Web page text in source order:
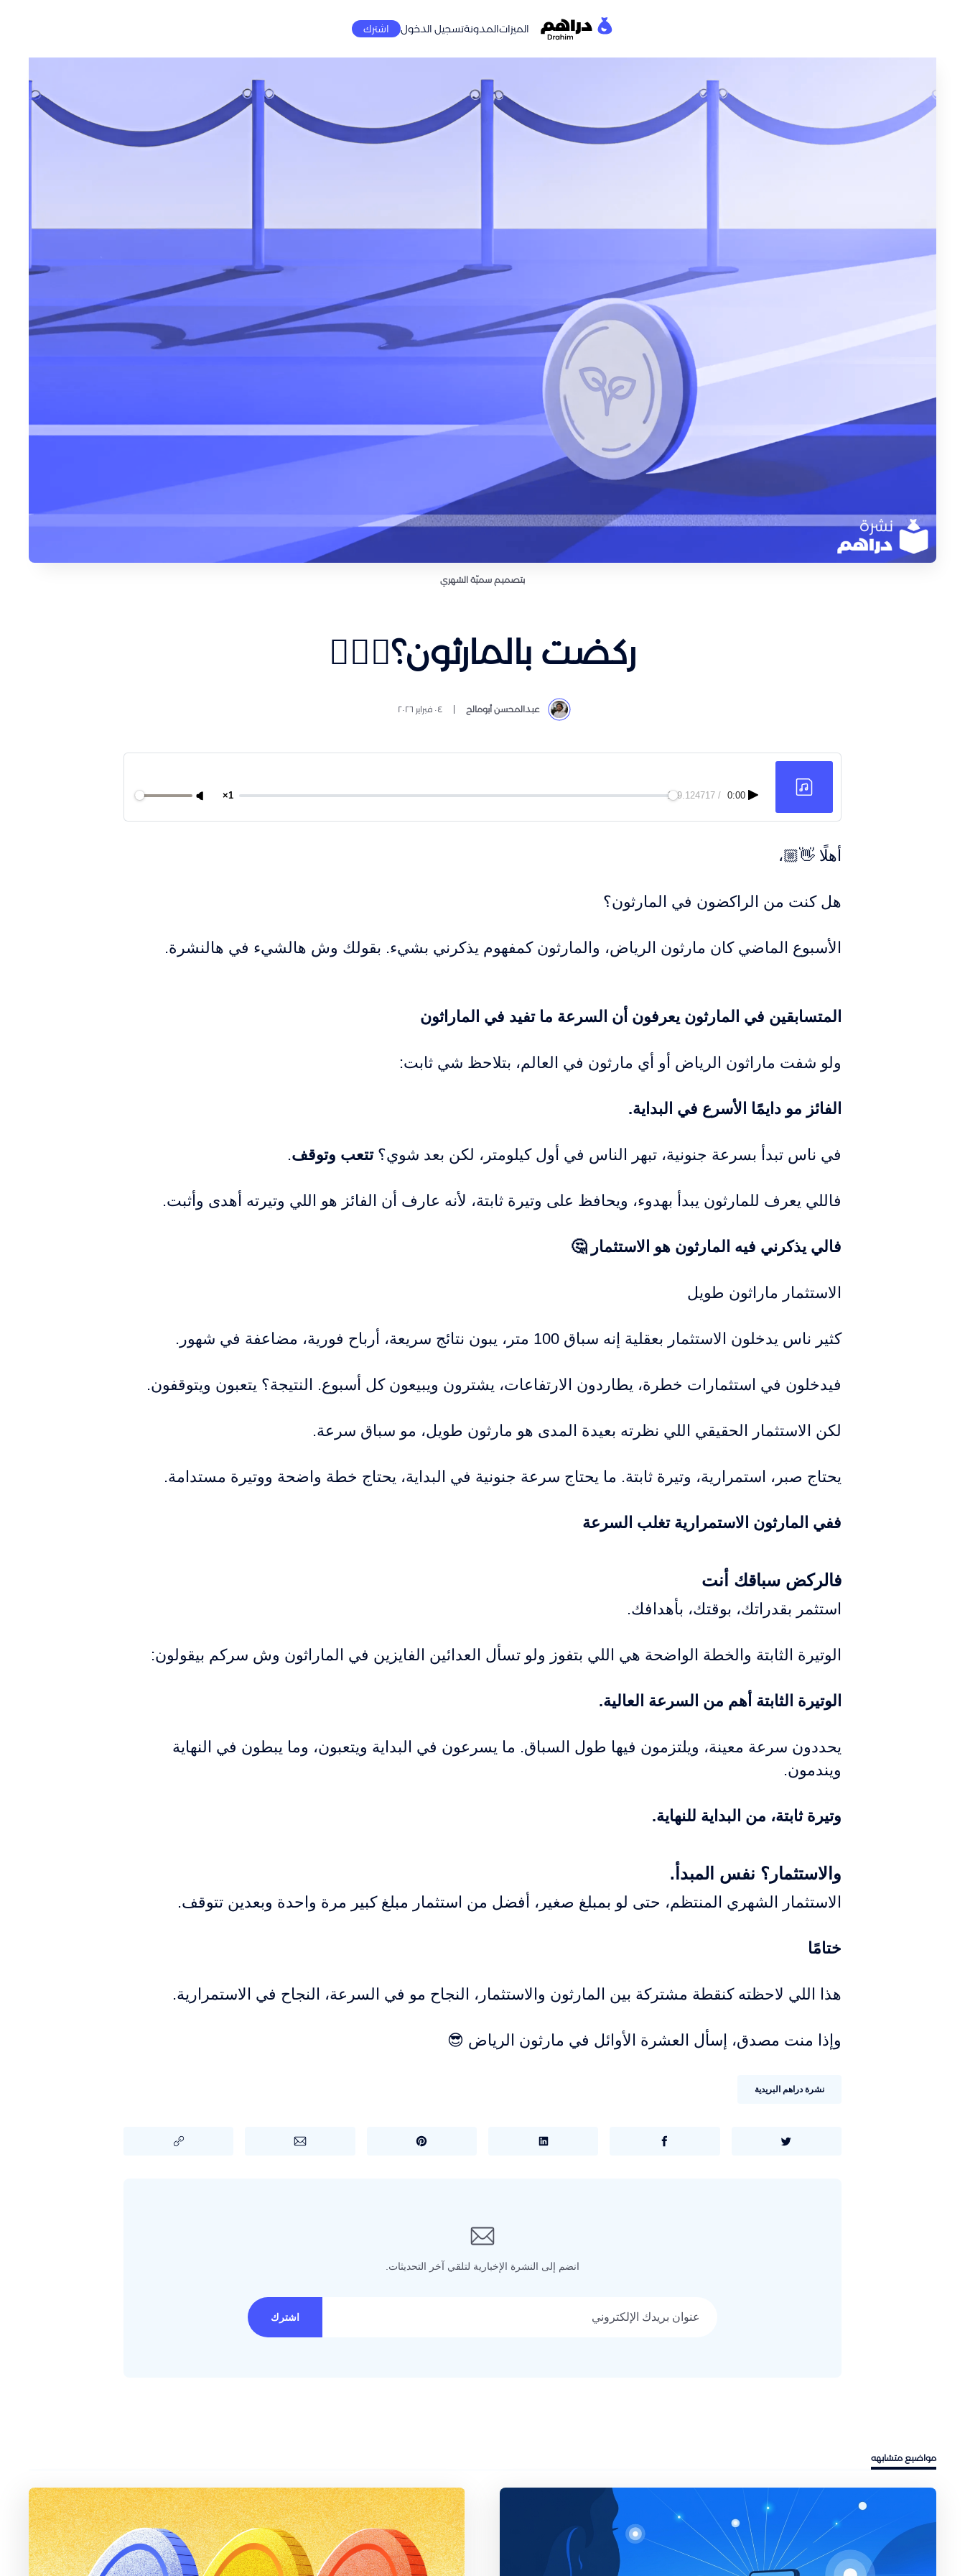
الميزاتالمدونةتسجيل الدخول اشترك
بتصميم سميّة الشهري
ركضت بالمارثون؟🏃🏻‍♂️
عبدالمحسن أبومالح ٠٤ فبراير ٢٠٢٦
0:00
/
129.124717
1×
أهلًا 👋🏼،
هل كنت من الراكضون في المارثون؟
الأسبوع الماضي كان مارثون الرياض، والمارثون كمفهوم يذكرني بشيء. بقولك وش هالشيء في هالنشرة.
المتسابقين في المارثون يعرفون أن السرعة ما تفيد في الماراثون
ولو شفت ماراثون الرياض أو أي مارثون في العالم، بتلاحظ شي ثابت:
الفائز مو دايمًا الأسرع في البداية.
في ناس تبدأ بسرعة جنونية، تبهر الناس في أول كيلومتر، لكن بعد شوي؟تتعب وتوقف.
فاللي يعرف للمارثون يبدأ بهدوء، ويحافظ على وتيرة ثابتة، لأنه عارف أن الفائز هو اللي وتيرته أهدى وأثبت.
فالي يذكرني فيه المارثون هو الاستثمار 🤔
الاستثمار ماراثون طويل
كثير ناس يدخلون الاستثمار بعقلية إنه سباق 100 متر، يبون نتائج سريعة، أرباح فورية، مضاعفة في شهور.
فيدخلون في استثمارات خطرة، يطاردون الارتفاعات، يشترون ويبيعون كل أسبوع. النتيجة؟ يتعبون ويتوقفون.
لكن الاستثمار الحقيقي اللي نظرته بعيدة المدى هو مارثون طويل، مو سباق سرعة.
يحتاج صبر، استمرارية، وتيرة ثابتة. ما يحتاج سرعة جنونية في البداية، يحتاج خطة واضحة ووتيرة مستدامة.
ففي المارثون الاستمرارية تغلب السرعة
فالركض سباقك أنت
استثمر بقدراتك، بوقتك، بأهدافك.
الوتيرة الثابتة والخطة الواضحة هي اللي بتفوز ولو تسأل العدائين الفايزين في الماراثون وش سركم بيقولون:
الوتيرة الثابتة أهم من السرعة العالية.
يحددون سرعة معينة، ويلتزمون فيها طول السباق. ما يسرعون في البداية ويتعبون، وما يبطون في النهاية
ويندمون.
وتيرة ثابتة، من البداية للنهاية.
والاستثمار؟ نفس المبدأ.
الاستثمار الشهري المنتظم، حتى لو بمبلغ صغير، أفضل من استثمار مبلغ كبير مرة واحدة وبعدين تتوقف.
ختامًا
هذا اللي لاحظته كنقطة مشتركة بين المارثون والاستثمار، النجاح مو في السرعة، النجاح في الاستمرارية.
وإذا منت مصدق، إسأل العشرة الأوائل في مارثون الرياض 😎
نشرة دراهم البريدية
انضم إلى النشرة الإخبارية لتلقي آخر التحديثات.
اشترك
مواضيع متشابهه